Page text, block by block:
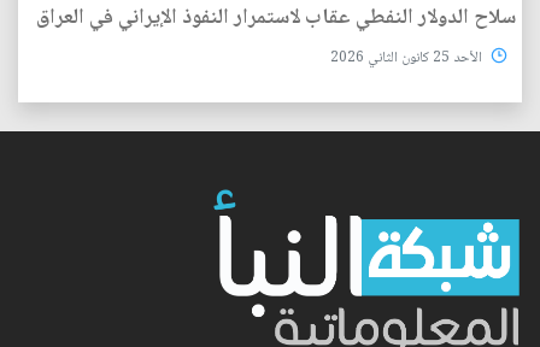
سلاح الدولار النفطي عقاب لاستمرار النفوذ الإيراني في العراق
الأحد 25 كانون الثاني 2026